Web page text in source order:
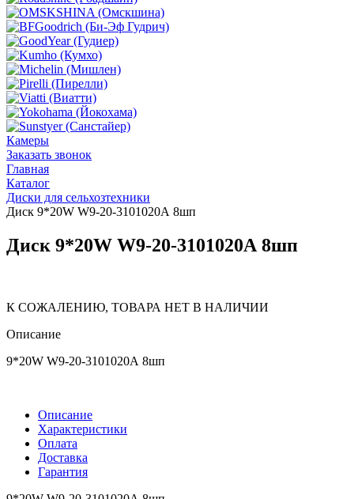
Камеры
Заказать звонок
Главная
Каталог
Диски для сельхозтехники
Диск 9*20W W9-20-3101020А 8шп
Диск 9*20W W9-20-3101020А 8шп
К СОЖАЛЕНИЮ, ТОВАРА НЕТ В НАЛИЧИИ
Описание
9*20W W9-20-3101020А 8шп
Описание
Характеристики
Оплата
Доставка
Гарантия